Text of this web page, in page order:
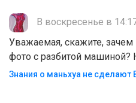
В воскресенье в
Уважаемая, скажите,
фото с разбитой
Знания о маньхуа не сделают